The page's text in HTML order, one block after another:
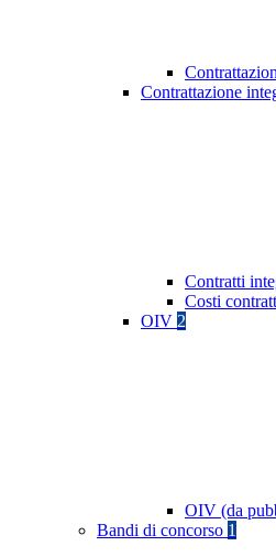
Contrattazione
Contratti
Costi
OIV 2
OIV (da
Bandi di concorso 1